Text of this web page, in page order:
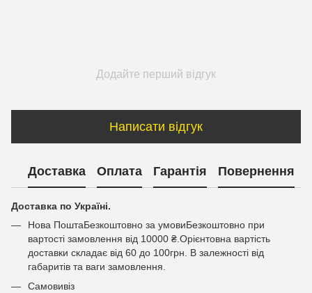
Додайте перший відгук
Написати відгук
Доставка Оплата Гарантія Повернення
Доставка по Україні.
Нова ПоштаБезкоштовно за умовиБезкоштовно при
вартості замовлення від 10000 ₴.Орієнтовна вартість
доставки складає від 60 до 100грн. В залежності від
габаритів та ваги замовлення.
Самовивіз